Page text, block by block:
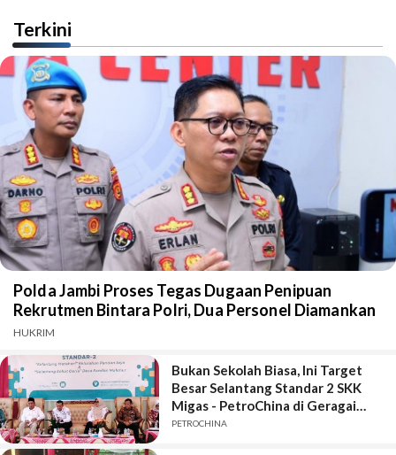
Terkini
Polda Jambi Proses Tegas Dugaan Penipuan
Rekrutmen Bintara Polri, Dua Personel Diamankan
HUKRIM
Bukan Sekolah Biasa, Ini Target
Besar Selantang Standar 2 SKK
Migas - PetroChina di Geragai
Tanjung Jabung Timur
PETROCHINA